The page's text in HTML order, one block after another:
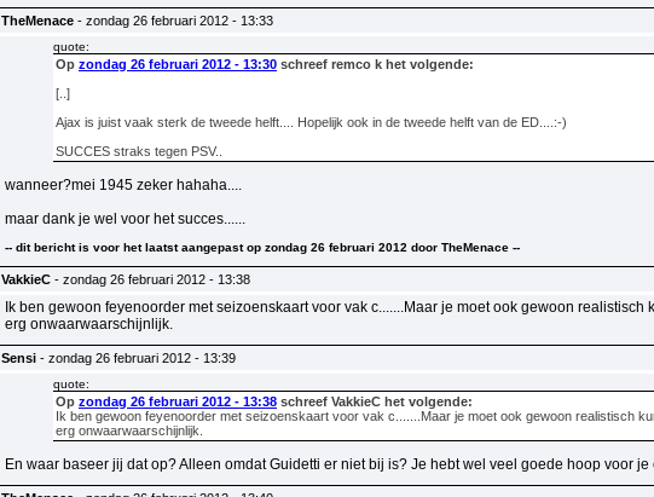
TheMenace - zondag 26 februari 2012 - 13:33
quote:
Op zondag 26 februari 2012 - 13:30 schreef remco k het volgende:
[..]
Ajax is juist vaak sterk de tweede helft.... Hopelijk ook in de tweede helft van de ED....:-)
SUCCES straks tegen PSV..
wanneer?mei 1945 zeker hahaha....
maar dank je wel voor het succes......
-- dit bericht is voor het laatst aangepast op zondag 26 februari 2012 door TheMenace --
VakkieC - zondag 26 februari 2012 - 13:38
Ik ben gewoon feyenoorder met seizoenskaart voor vak c.......Maar je moet ook gewoon
erg onwaarwaarschijnlijk.
Sensi - zondag 26 februari 2012 - 13:39
quote:
Op zondag 26 februari 2012 - 13:38 schreef VakkieC het volgende:
Ik ben gewoon feyenoorder met seizoenskaart voor vak c.......Maar je moet ook gewoon realistisch
erg onwaarwaarschijnlijk.
En waar baseer jij dat op? Alleen omdat Guidetti er niet bij is? Je hebt wel veel goede hoop voor